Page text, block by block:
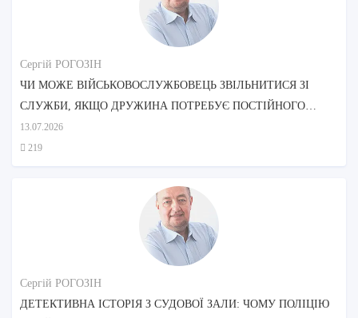
Сергій РОГОЗІН
ЧИ МОЖЕ ВІЙСЬКОВОСЛУЖБОВЕЦЬ ЗВІЛЬНИТИСЯ ЗІ
СЛУЖБИ, ЯКЩО ДРУЖИНА ПОТРЕБУЄ ПОСТІЙНОГО
ДОГЛЯДУ?
13.07.2026
219
Сергій РОГОЗІН
ДЕТЕКТИВНА ІСТОРІЯ З СУДОВОЇ ЗАЛИ: ЧОМУ ПОЛІЦІЮ